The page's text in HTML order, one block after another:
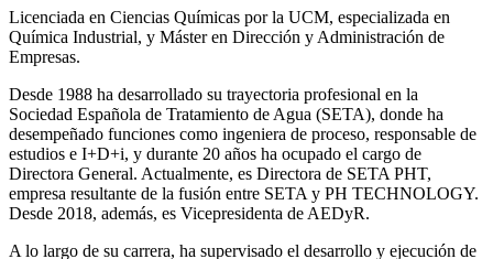
Licenciada en Ciencias Químicas por la UCM, especializada en
Química Industrial, y Máster en Dirección y Administración de
Empresas.
Desde 1988 ha desarrollado su trayectoria profesional en la
Sociedad Española de Tratamiento de Agua (SETA), donde ha
desempeñado funciones como ingeniera de proceso, responsable de
estudios e I+D+i, y durante 20 años ha ocupado el cargo de
Directora General. Actualmente, es Directora de SETA PHT,
empresa resultante de la fusión entre SETA y PH TECHNOLOGY.
Desde 2018, además, es Vicepresidenta de AEDyR.
A lo largo de su carrera, ha supervisado el desarrollo y ejecución de